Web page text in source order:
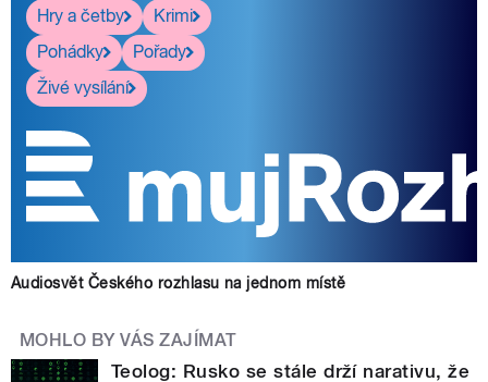
Hry a četby
Krimi
Pohádky
Pořady
Živé vysílání
Audiosvět Českého rozhlasu na jednom místě
MOHLO BY VÁS ZAJÍMAT
Teolog: Rusko se stále drží narativu, že